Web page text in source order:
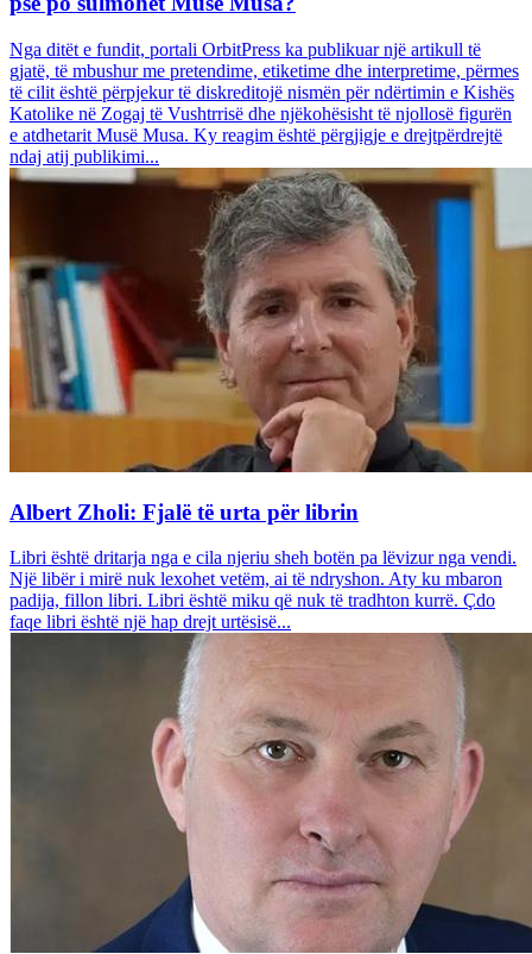
Nga ditët e fundit, portali OrbitPress ka publikuar një artikull të
gjatë, të mbushur me pretendime, etiketime dhe interpretime, përmes
të cilit është përpjekur të diskreditojë nismën për ndërtimin e Kishës
Katolike në Zogaj të Vushtrrisë dhe njëkohësisht të njollosë figurën
e atdhetarit Musë Musa. Ky reagim është përgjigje e drejtpërdrejtë
ndaj atij publikimi...
Albert Zholi: Fjalë të urta për librin
Libri është dritarja nga e cila njeriu sheh botën pa lëvizur nga vendi.
Një libër i mirë nuk lexohet vetëm, ai të ndryshon. Aty ku mbaron
padija, fillon libri. Libri është miku që nuk të tradhton kurrë. Çdo
faqe libri është një hap drejt urtësisë...